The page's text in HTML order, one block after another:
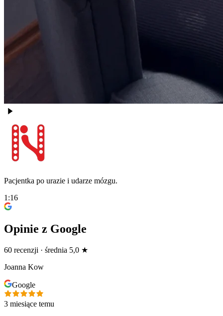
Pacjentka po urazie i udarze mózgu.
1:16
Opinie z Google
60 recenzji · średnia 5,0 ★
Joanna Kow
Google
3 miesiące temu